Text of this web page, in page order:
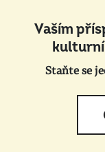
Vaším
kulturní
Staňte se